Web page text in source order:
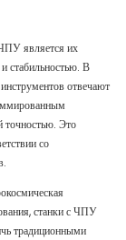
является их
стабильностью. В
отвечают
точностью. Это
со
станки с ЧПУ
традиционными